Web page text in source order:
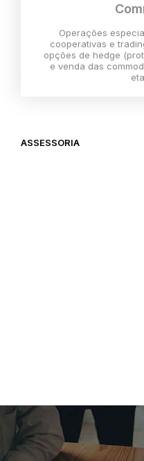
Operações
cooperativas e
opções de hedge
e venda das
ASSESSORIA